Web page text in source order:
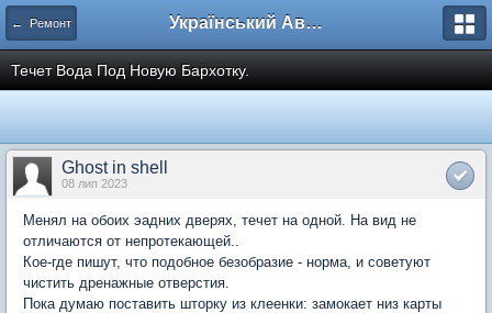
← Ремонт Український Автоклуб ВАЗ
Течет Вода Под Новую Бархотку.
Ghost in shell
08 лип 2023
Менял на обоих эадних дверях, течет на одной. На вид не
отличаются от непротекающей..
Кое-где пишут, что подобное безобразие - норма, и советуют
чистить дренажные отверстия.
Пока думаю поставить шторку из клеенки: замокает низ карты